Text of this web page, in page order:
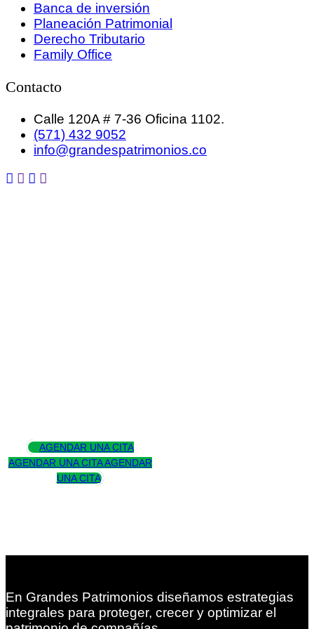
Banca de inversión
Planeación Patrimonial
Derecho Tributario
Family Office
Contacto
Calle 120A # 7-36 Oficina 1102.
(571) 432 9052
info@grandespatrimonios.co
AGENDAR UNA CITA
AGENDAR UNA CITA AGENDAR
UNA CITA
En Grandes Patrimonios diseñamos estrategias
integrales para proteger, crecer y optimizar el